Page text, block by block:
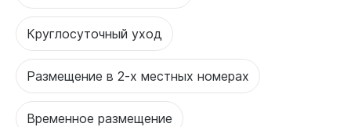
Круглосуточный уход
Размещение в 2-х местных номерах
Временное размещение